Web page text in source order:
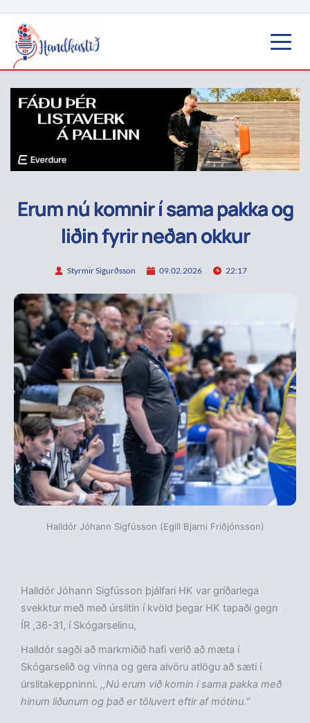
Erum nú komnir í sama pakka og
liðin fyrir neðan okkur
Styrmir Sigurðsson 09.02.2026 22:17
Halldór Jóhann Sigfússon (Egill Bjarni Friðjónsson)
Halldór Jóhann Sigfússon þjálfari HK var gríðarlega
svekktur með með úrslitin í kvöld þegar HK tapaði gegn
ÍR ,36-31, í Skógarselinu,
Halldór sagði að markmiðið hafi verið að mæta í
Skógarselið og vinna og gera alvöru atlögu að sæti í
úrslitakeppninni. ,,Nú erum við komin í sama pakka með
hinum liðunum og það er töluvert eftir af mótinu."